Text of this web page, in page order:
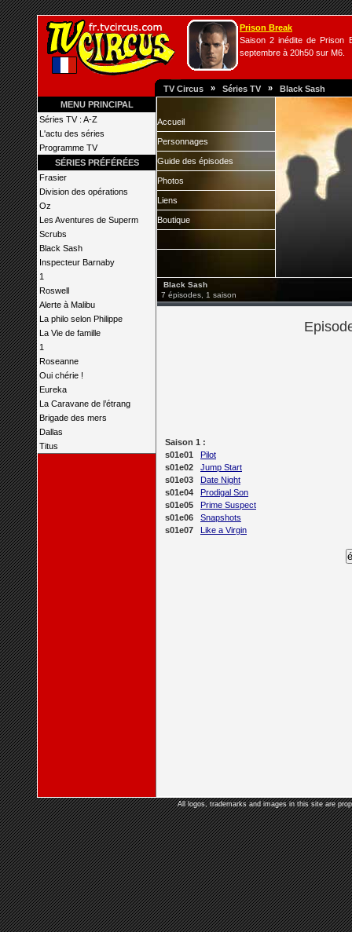
Prison Break
Saison 2 inédite de Prison
septembre à 20h50 sur M6.
TV Circus » Séries TV » Black Sash
MENU PRINCIPAL
Séries TV : A-Z
L'actu des séries
Programme TV
SÉRIES PRÉFÉRÉES
Frasier
Division des opérations
Oz
Les Aventures de Superm
Scrubs
Black Sash
Inspecteur Barnaby
1
Roswell
Alerte à Malibu
La philo selon Philippe
La Vie de famille
1
Roseanne
Oui chérie !
Eureka
La Caravane de l’étrang
Brigade des mers
Dallas
Titus
Accueil
Personnages
Guide des épisodes
Photos
Liens
Boutique
Black Sash
7 épisodes, 1 saison
Saison 1 :
s01e01
Pilot
s01e02
Jump Start
s01e03
Date Night
s01e04
Prodigal Son
s01e05
Prime Suspect
s01e06
Snapshots
s01e07
Like a Virgin
All logos, trademarks and images in this site are